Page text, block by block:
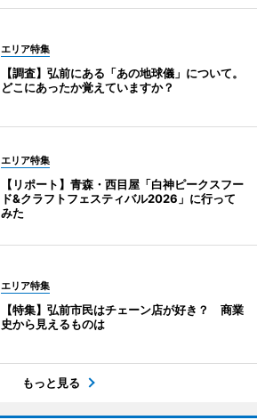
エリア特集
【調査】弘前にある「あの地球儀」について。
どこにあったか覚えていますか？
エリア特集
【リポート】青森・西目屋「白神ピークスフー
ド&クラフトフェスティバル2026」に行って
みた
エリア特集
【特集】弘前市民はチェーン店が好き？ 商業
史から見えるものは
もっと見る